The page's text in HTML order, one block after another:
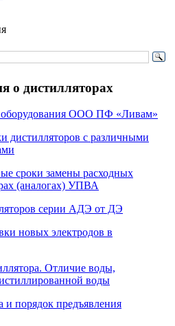
о дистилляторах
ООО ПФ «Ливам»
дистилляторов с различными
сроки замены расходных
(аналогах) УПВА
серии АДЭ от ДЭ
новых электродов в
Отличие воды,
воды
и порядок предъявления